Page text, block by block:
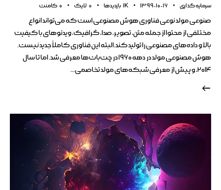
سرمایه گذاری 1399-10-16
1K بازدیدها 0 لایک 0 کامنت
صنوعی مولد نوعی فناوری هوش مصنوعی است که می‌تواند انواع
مختلفی از محتوا از جمله متن، تصویر، صدا، گرافیک، ویدئوهای با کیفیت
بالا و داده‌های مصنوعی را تولید کند.البته این فناوری کاملاً جدید نیست.
هوش مصنوعی مولد در دهه ۱۹۶۰ در چت‌بات‌ها معرفی شد. اما تا سال
۲۰۱۴، و پیش از معرفی شبکه‌های مولد تخاصمی…